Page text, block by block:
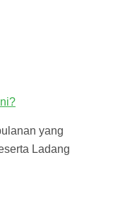
yang
Ladang